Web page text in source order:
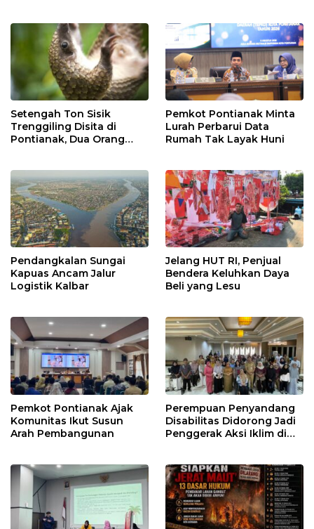
Setengah Ton Sisik
Trenggiling Disita di
Pontianak, Dua Orang
Pemkot Pontianak Minta
Lurah Perbarui Data
Rumah Tak Layak Huni
Pendangkalan Sungai
Kapuas Ancam Jalur
Logistik Kalbar
Jelang HUT RI, Penjual
Bendera Keluhkan Daya
Beli yang Lesu
Pemkot Pontianak Ajak
Komunitas Ikut Susun
Arah Pembangunan
Perempuan Penyandang
Disabilitas Didorong Jadi
Penggerak Aksi Iklim di